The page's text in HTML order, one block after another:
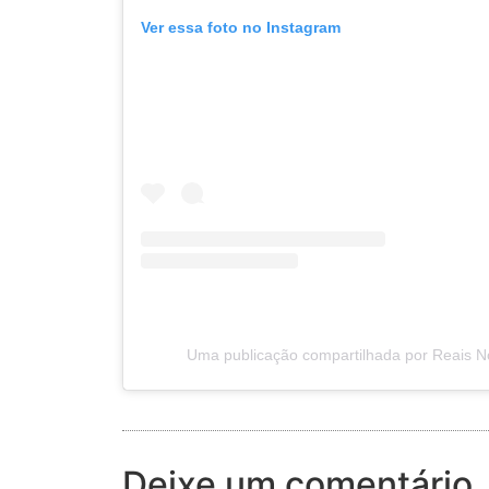
Ver essa foto no Instagram
Uma publicação compartilhada por Reais